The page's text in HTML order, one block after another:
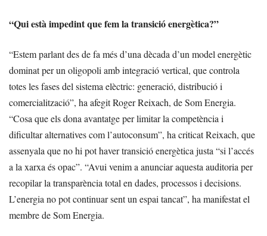
“Qui està impedint que fem la transició energètica?”
“Estem parlant des de fa més d’una dècada d’un model energètic
dominat per un oligopoli amb integració vertical, que controla
totes les fases del sistema elèctric: generació, distribució i
comercialització”, ha afegit Roger Reixach, de Som Energia.
“Cosa que els dona avantatge per limitar la competència i
dificultar alternatives com l’autoconsum”, ha criticat Reixach, que
assenyala que no hi pot haver transició energètica justa “si l’accés
a la xarxa és opac”. “Avui venim a anunciar aquesta auditoria per
recopilar la transparència total en dades, processos i decisions.
L’energia no pot continuar sent un espai tancat”, ha manifestat el
membre de Som Energia.